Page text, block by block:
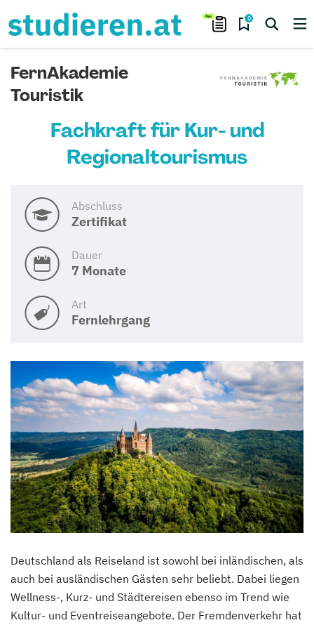
0
FernAkademie
Touristik
Fachkraft für Kur- und
Regionaltourismus
Abschluss
Zertifikat
Dauer
7 Monate
Art
Fernlehrgang
Deutschland als Reiseland ist sowohl bei inländischen, als
auch bei ausländischen Gästen sehr beliebt. Dabei liegen
Wellness-, Kurz- und Städtereisen ebenso im Trend wie
Kultur- und Eventreiseangebote. Der Fremdenverkehr hat